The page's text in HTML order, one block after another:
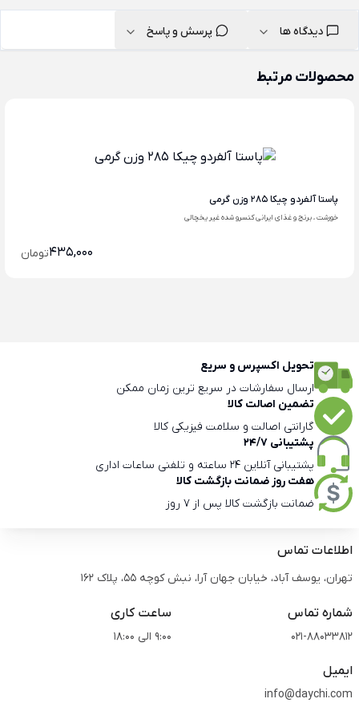
دیدگاه ها پرسش و پاسخ
محصولات مرتبط
پاستا آلفردو چیکا 285 وزن گرمی
خورشت ، برنج و غذای ایرانی کنسرو شده غیر یخچالی
435,000تومان
تحویل اکسپرس و سریع
ارسال سفارشات در سریع ترین زمان ممکن
تضمین اصالت کالا
گارانتی اصالت و سلامت فیزیکی کالا
پشتیبانی 24/7
پشتیبانی آنلاین 24 ساعته و تلفنی ساعات اداری
هفت روز ضمانت بازگشت کالا
ضمانت بازگشت کالا پس از 7 روز
اطلاعات تماس
تهران، یوسف آباد، خیابان جهان آرا، نبش کوچه 55، پلاک 162
شماره تماس
021-88033812
ساعت کاری
9:00 الی 18:00
ایمیل
info@daychi.com